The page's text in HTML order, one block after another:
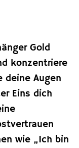
Gold
konzentriere
deine Augen
Eins dich
wie „Ich bin